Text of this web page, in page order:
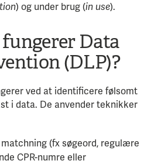
) og under brug (in use).
Data
(DLP)?
ved at identificere følsomt
i data. De anvender teknikker
(fx søgeord, regulære
CPR-numre eller